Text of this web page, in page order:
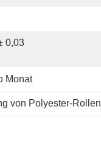
0,03
Monat
von Polyester-Rollen